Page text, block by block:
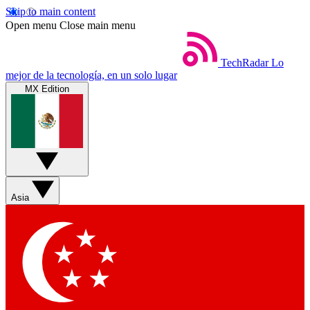
Skip to main content
Open menu Close main menu
TechRadar Lo
mejor de la tecnología, en un solo lugar
MX Edition
Asia